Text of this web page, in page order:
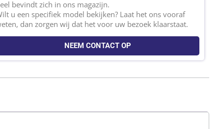
bevindt zich in ons magazijn.
u een specifiek model bekijken? Laat het ons vooraf
dan zorgen wij dat het voor uw bezoek klaarstaat.
NEEM CONTACT OP